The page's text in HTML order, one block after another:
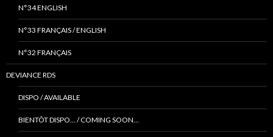
N°34 ENGLISH
N°33 FRANÇAIS / ENGLISH
N°32 FRANÇAIS
DEVIANCE RDS
DISPO / AVAILABLE
BIENTÔT DISPO… / COMING SOON…